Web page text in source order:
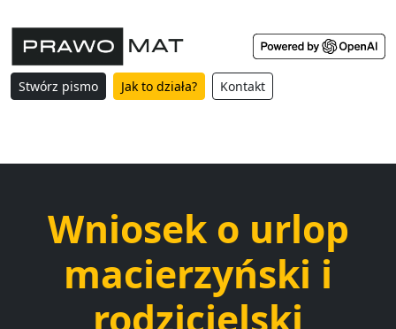
Stwórz pismo Jak to działa? Kontakt
Wniosek o urlop
macierzyński i